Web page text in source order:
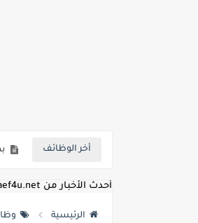
أخر الوظائف
أحدث الأخبار من wazaef4u.net | احدث اخبار الوظائف
الرئيسية